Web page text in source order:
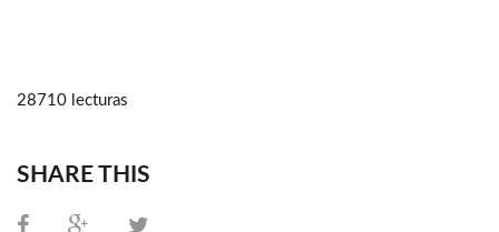
28710 lecturas
SHARE THIS